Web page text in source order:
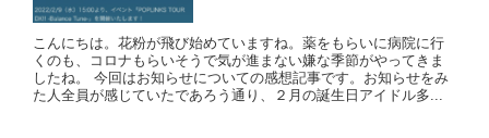
こんにちは。花粉が飛び始めていますね。薬をもらいに病院に行
くのも、コロナもらいそうで気が進まない嫌な季節がやってきま
したね。 今回はお知らせについての感想記事です。お知らせをみ
た人全員が感じていたであろう通り、２月の誕生日アイドル多...